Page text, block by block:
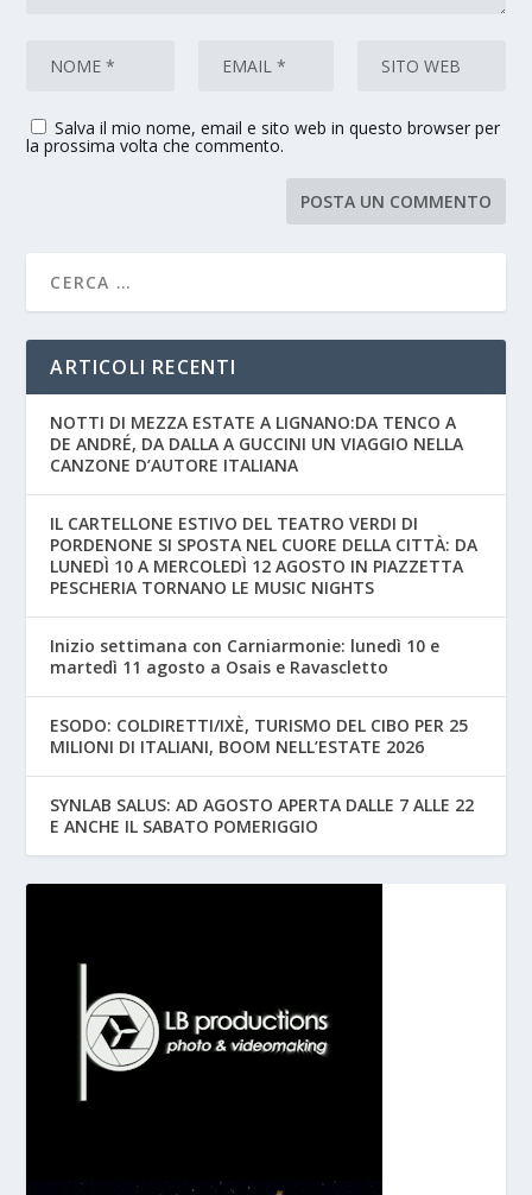
Salva il mio nome, email e sito web in questo browser per
la prossima volta che commento.
ARTICOLI RECENTI
NOTTI DI MEZZA ESTATE A LIGNANO:DA TENCO A
DE ANDRÉ, DA DALLA A GUCCINI UN VIAGGIO NELLA
CANZONE D’AUTORE ITALIANA
IL CARTELLONE ESTIVO DEL TEATRO VERDI DI
PORDENONE SI SPOSTA NEL CUORE DELLA CITTÀ: DA
LUNEDÌ 10 A MERCOLEDÌ 12 AGOSTO IN PIAZZETTA
PESCHERIA TORNANO LE MUSIC NIGHTS
Inizio settimana con Carniarmonie: lunedì 10 e
martedì 11 agosto a Osais e Ravascletto
ESODO: COLDIRETTI/IXÈ, TURISMO DEL CIBO PER 25
MILIONI DI ITALIANI, BOOM NELL’ESTATE 2026
SYNLAB SALUS: AD AGOSTO APERTA DALLE 7 ALLE 22
E ANCHE IL SABATO POMERIGGIO